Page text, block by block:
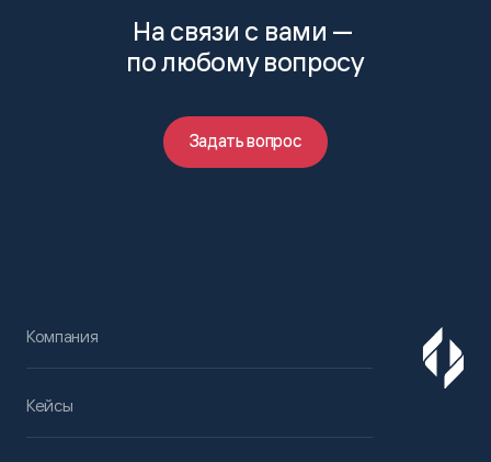
На связи с вами —
по любому вопросу
Задать вопрос
Компания
Кейсы